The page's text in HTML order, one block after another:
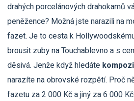
drahých porcelánových drahokamů
peněžence? Možná jste narazili na
fazet. Je to cesta k
brousit zuby na Touchablevno a s
děsivá. Jenže když hledáte
narazíte na obrovské rozpětí. Proč
fazetu za 2 000 Kč a jiný za 6 000